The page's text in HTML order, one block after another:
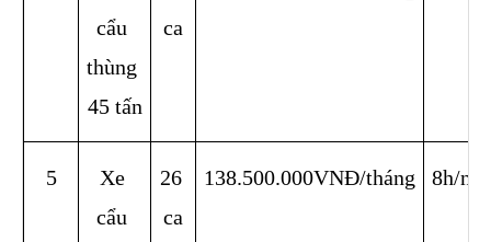
cẩu
thùng
45 tấn
ca
5
Xe
cẩu
26
ca
138.500.000VNĐ/tháng 8h/